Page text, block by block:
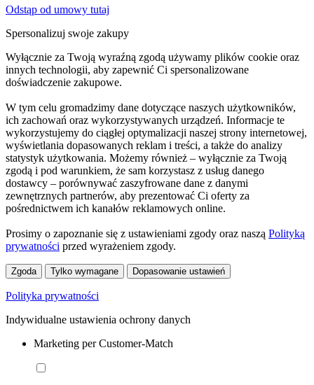
Odstąp od umowy tutaj
Spersonalizuj swoje zakupy
Wyłącznie za Twoją wyraźną zgodą używamy plików cookie oraz
innych technologii, aby zapewnić Ci spersonalizowane
doświadczenie zakupowe.
W tym celu gromadzimy dane dotyczące naszych użytkowników,
ich zachowań oraz wykorzystywanych urządzeń. Informacje te
wykorzystujemy do ciągłej optymalizacji naszej strony internetowej,
wyświetlania dopasowanych reklam i treści, a także do analizy
statystyk użytkowania. Możemy również – wyłącznie za Twoją
zgodą i pod warunkiem, że sam korzystasz z usług danego
dostawcy – porównywać zaszyfrowane dane z danymi
zewnętrznych partnerów, aby prezentować Ci oferty za
pośrednictwem ich kanałów reklamowych online.
Prosimy o zapoznanie się z ustawieniami zgody oraz naszą Polityką
prywatności przed wyrażeniem zgody.
Zgoda Tylko wymagane Dopasowanie ustawień
Polityka prywatności
Indywidualne ustawienia ochrony danych
Marketing per Customer-Match